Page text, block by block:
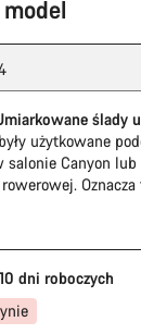
ślady
użytkowane
Canyon lub
Oznacza
widoczne są ślady
mogą mieć
i odchylenia
bez zarzutu.
dni roboczych